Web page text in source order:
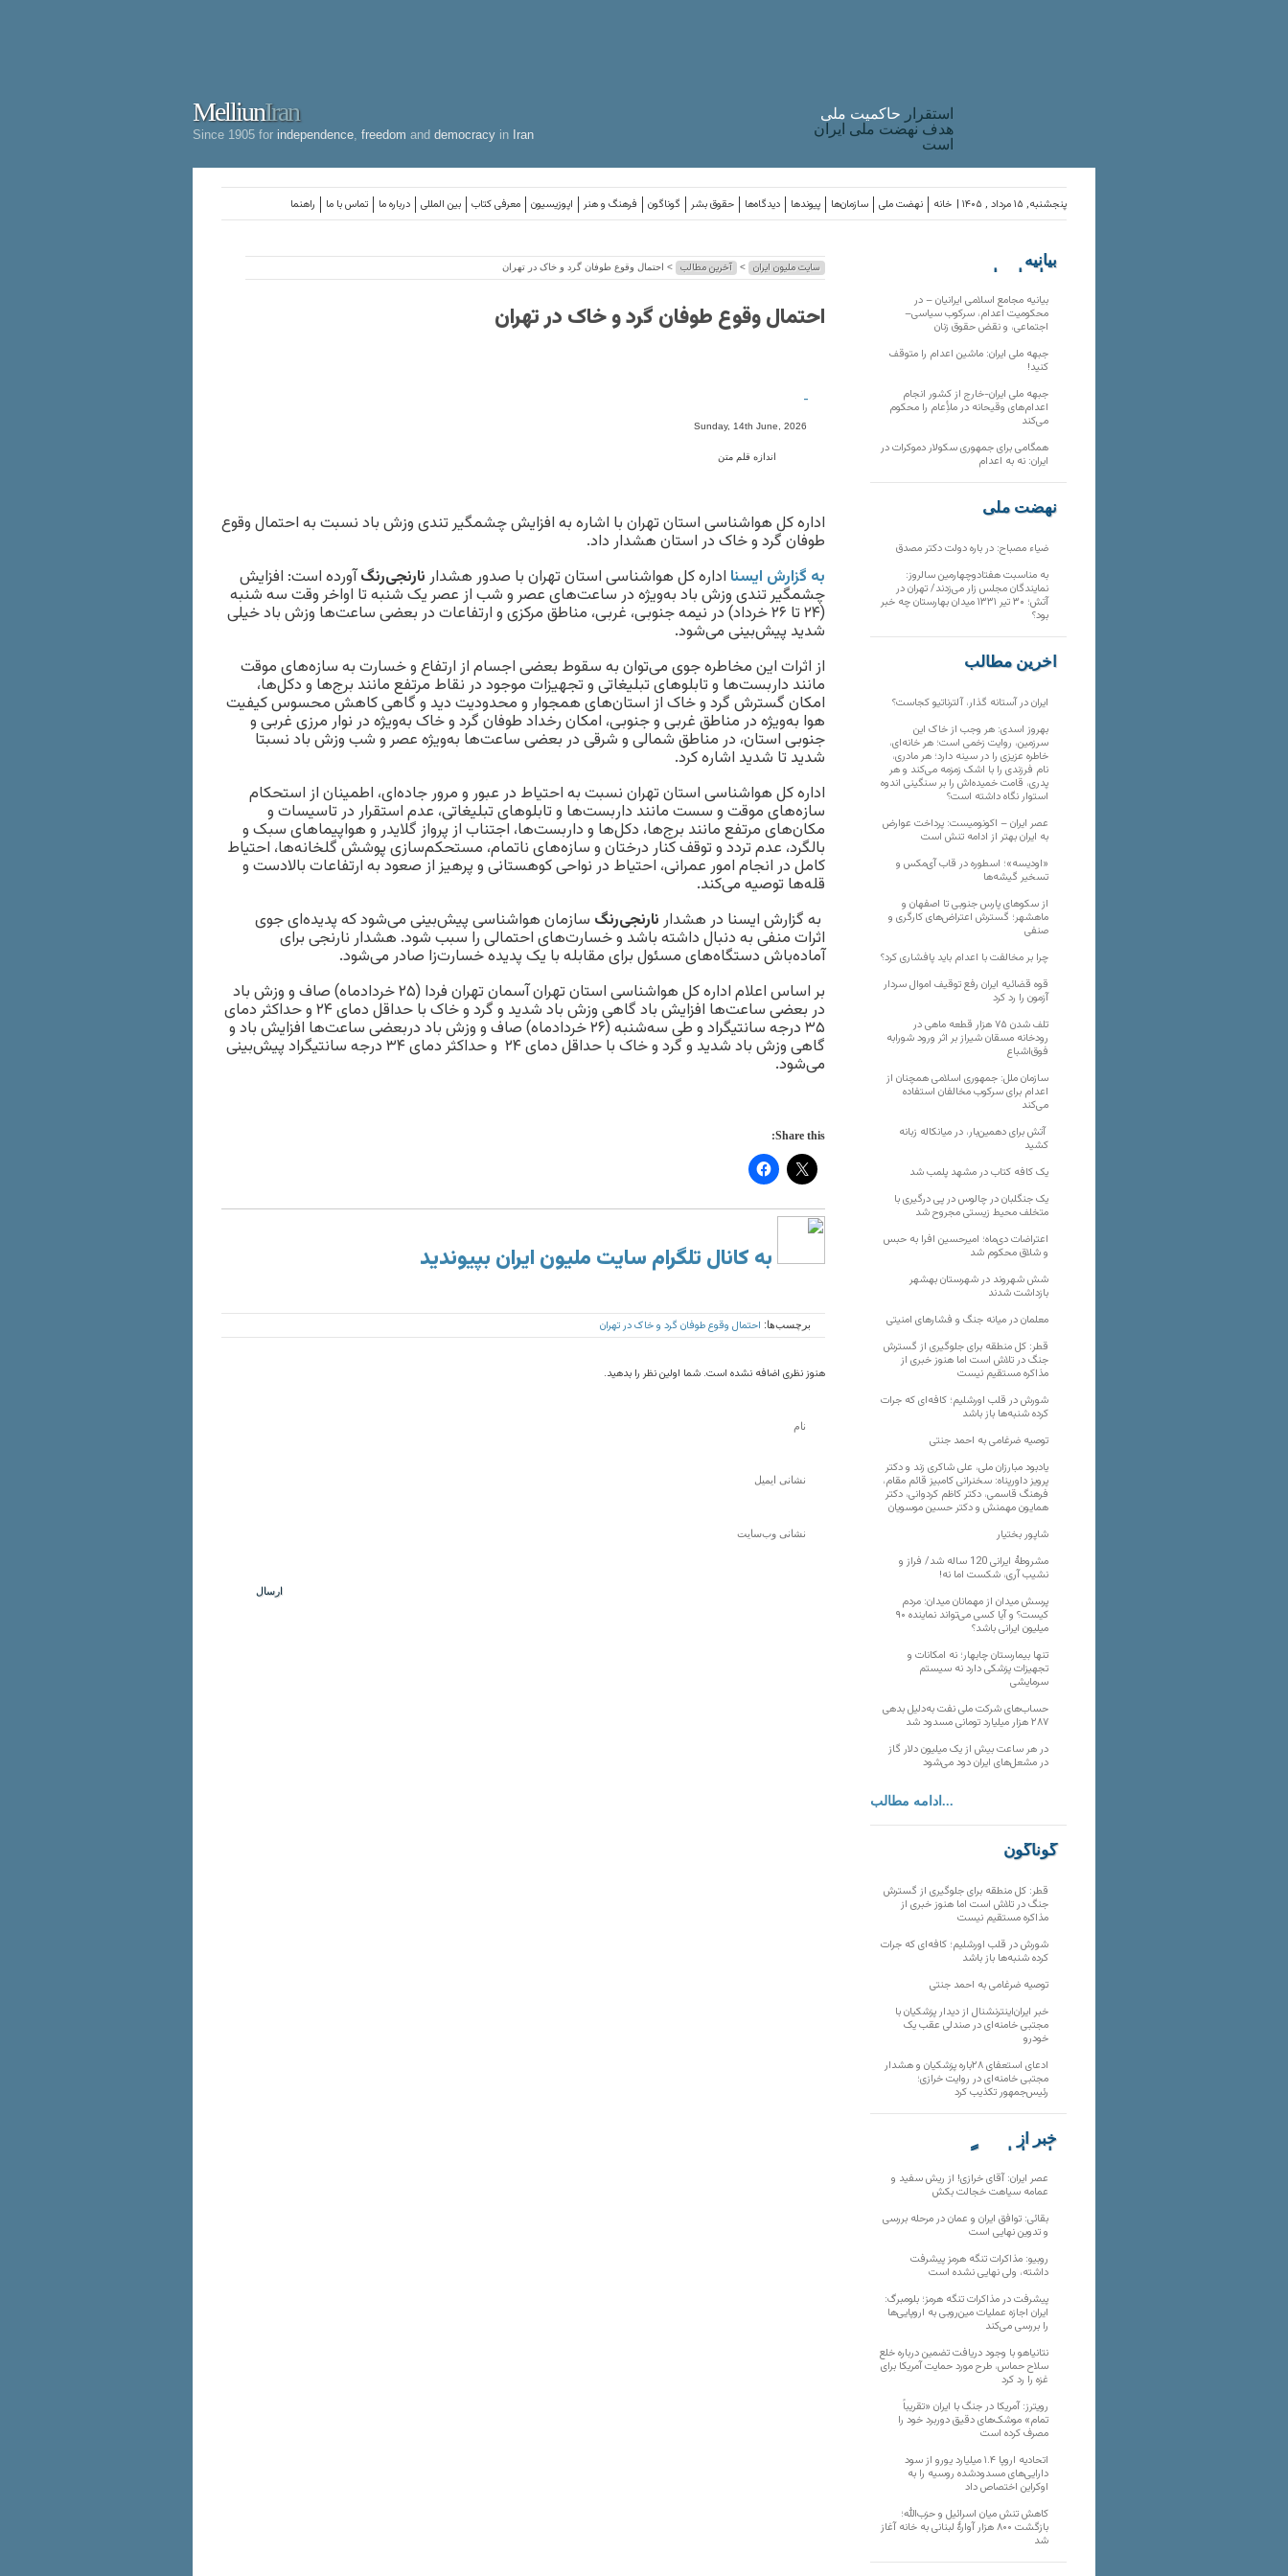
MelliunIran
Since 1905 for independence freedom and democracy in Iran
استقرار حاکميت ملی
هدف نهضت ملی ایران
است
راهنما تماس با ما درباره ما بین المللی معرفی کتاب اپوزیسیون فرهنگ و هنر گوناگون حقوق بشر دیدگاه‌ها پیوندها سازمان‌ها نهضت ملی خانه پنجشنبه, ۱۵ مرداد , ۱۴۰۵ |
سایت ملیون ایران > آخرین مطالب > احتمال وقوع طوفان گرد و خاک در تهران
احتمال وقوع طوفان گرد و خاک در تهران
-
Sunday, 14th June, 2026
اندازه قلم متن
اداره کل هواشناسی استان تهران با اشاره به افزایش چشمگیر تندی وزش باد نسبت به احتمال وقوع
طوفان گرد و خاک در استان هشدار داد.
به گزارش ایسنا اداره کل هواشناسی استان تهران با صدور هشدار نارنجی‌رنگآورده است: افزایش
چشمگیر تندی وزش باد به‌ویژه در ساعت‌های عصر و شب از عصر یک شنبه تا اواخر وقت سه شنبه
(۲۴ تا ۲۶ خرداد) در نیمه جنوبی، غربی، مناطق مرکزی و ارتفاعات در بعضی ساعت‌ها وزش باد خیلی
شدید پیش‌بینی می‌شود.
از اثرات این مخاطره جوی می‌توان به سقوط بعضی اجسام از ارتفاع و خسارت به سازه‌های موقت
مانند داربست‌ها و تابلوهای تبلیغاتی و تجهیزات موجود در نقاط مرتفع مانند برج‌ها و دکل‌ها،
امکان گسترش گرد و خاک از استان‌های همجوار و محدودیت دید و گاهی کاهش محسوس کیفیت
هوا به‌ویژه در مناطق غربی و جنوبی، امکان رخداد طوفان گرد و خاک به‌ویژه در نوار مرزی غربی و
جنوبی استان، در مناطق شمالی و شرقی در بعضی ساعت‌ها به‌ویژه عصر و شب وزش باد نسبتا
شدید تا شدید اشاره کرد.
اداره کل هواشناسی استان تهران نسبت به احتیاط در عبور و مرور جاده‌ای، اطمینان از استحکام
سازه‌های موقت و سست مانند داربست‌ها و تابلوهای تبلیغاتی، عدم استقرار در تاسیسات و
مکان‌های مرتفع مانند برج‌ها، دکل‌ها و داربست‌ها، اجتناب از پرواز گلایدر و هواپیماهای سبک و
بالگرد، عدم تردد و توقف کنار درختان و سازه‌های ناتمام، مستحکم‌سازی پوشش گلخانه‌ها، احتیاط
کامل در انجام امور عمرانی، احتیاط در نواحی کوهستانی و پرهیز از صعود به ارتفاعات بالادست و
قله‌ها توصیه می‌کند.
به گزارش ایسنا در هشدار نارنجی‌رنگ سازمان هواشناسی پیش‌بینی می‌شود که پدیده‌ای جوی
اثرات منفی به دنبال داشته باشد و خسارت‌های احتمالی را سبب شود. هشدار نارنجی برای
آماده‌باش دستگاه‌های مسئول برای مقابله با یک پدیده خسارت‌زا صادر می‌شود.
بر اساس اعلام اداره کل هواشناسی استان تهران آسمان تهران فردا (۲۵ ‌خردادماه) صاف و وزش باد
در بعضی ساعت‌ها افزایش باد گاهی وزش باد شدید و گرد و خاک با حداقل دمای ۲۴ و حداکثر دمای
۳۵ درجه سانتیگراد و طی ‌سه‌شنبه (۲۶ خردادماه) صاف و وزش باد دربعضی ساعت‌ها افزایش باد و
گاهی وزش باد شدید و گرد و خاک با حداقل دمای ۲۴ و حداکثر دمای ۳۴ درجه سانتیگراد پیش‌بینی
می‌شود.
Share this:
به کانال تلگرام سایت ملیون ایران بپیوندید
برچسب‌ها: احتمال وقوع طوفان گرد و خاک در تهران
هنوز نظری اضافه نشده است. شما اولین نظر را بدهید.
بیانیه
سازمان‌های
بیانیه مجامع اسلامی ایرانیان – در
محکومیت اعدام، سرکوب سیاسی–
اجتماعی، و نقض حقوق زنان
جبهه ملی ایران: ماشین اعدام را متوقف
کنید!
جبهه ملی ایران-خارج از کشور انجام
اعدام‌های وقیحانه در ملأِعام را محکوم
می‌کند
همگامی برای جمهوری سکولار دموکرات در
ایران: نه به اعدام
نهضت ملی
ضیاء مصباح: در باره دولت دکتر مصدق
به مناسبت هفتادوچهارمین سالروز:
نمایندگان مجلس زار می‌زدند/ تهران در
آتش؛ ۳۰ تیر ۱۳۳۱ میدان بهارستان چه خبر
بود؟
آخرین مطالب
ایران در آستانه گذار، آلترناتیو کجاست؟
بهروز اسدی: هر وجب از خاک‌ این
سرزمین، روایت زخمی است؛ هر خانه‌ای،
خاطره عزیزی را در سینه دارد؛ هر مادری،
نام فرزندی را با اشک زمزمه می‌کند و هر
پدری، قامت خمیده‌اش را بر سنگینی اندوه
استوار نگاه داشته است؟
عصر ایران – اکونومیست: پرداخت عوارض
به ایران بهتر از ادامه تنش است
«اودیسه»؛ اسطوره در قاب آی‌مکس و
تسخیر گیشه‌ها
از سکوهای پارس جنوبی تا اصفهان و
ماهشهر؛ گسترش اعتراض‌های کارگری و
صنفی
چرا بر مخالفت با اعدام باید پافشاری کرد؟
قوه قضائیه ایران رفع توقیف اموال سردار
آزمون را رد کرد
تلف شدن ۷۵ هزار قطعه ماهی در
رودخانه مسقان شیراز بر اثر ورود شورابه
فوق‌اشباع
سازمان ملل: جمهوری اسلامی همچنان از
اعدام برای سرکوب مخالفان استفاده
می‌کند
آتش برای دهمین‌بار، در میانکاله زبانه
کشید
یک کافه کتاب در مشهد پلمب شد
یک جنگلبان در چالوس در پی درگیری با
متخلف محیط زیستی مجروح شد
اعتراضات دی‌ماه؛ امیرحسین افرا به حبس
و شلاق محکوم شد
شش شهروند در شهرستان بهشهر
بازداشت شدند
معلمان در میانه جنگ و فشارهای امنیتی
قطر: کل منطقه برای جلوگیری از گسترش
جنگ در تلاش است اما هنوز خبری از
مذاکره مستقیم نیست
شورش در قلب اورشلیم؛ کافه‌ای که جرات
کرده شنبه‌ها باز باشد
توصیه ضرغامی به احمد جنتی
یادبود مبارزان ملی، علی شاکری زند و دکتر
پرویز داورپناه: سخنرانی کامبیز قائم مقام،
فرهنگ قاسمی، دکتر کاظم کردوانی، دکتر
همایون مهمنش و دکتر حسین موسویان
شاپور بختیار
مشروطۀ ایرانی 120 ساله شد/ فراز و
نشیب آری، شکست اما نه!
پرسش میدان از مهمانان میدان: مردم
کیست؟ و آیا کسی می‌تواند نماینده ۹۰
میلیون ایرانی باشد؟
تنها بیمارستان چابهار؛ نه امکانات و
تجهیزات پزشکی دارد نه سیستم
سرمایشی
حساب‌های شرکت ملی نفت به‌دلیل بدهی
۲۸۷ هزار میلیارد تومانی مسدود شد
در هر ساعت بیش از یک میلیون دلار گاز
در مشعل‌های ایران دود می‌شود
ادامه مطالب...
گوناگون
قطر: کل منطقه برای جلوگیری از گسترش
جنگ در تلاش است اما هنوز خبری از
مذاکره مستقیم نیست
شورش در قلب اورشلیم؛ کافه‌ای که جرات
کرده شنبه‌ها باز باشد
توصیه ضرغامی به احمد جنتی
خبر ایران‌اینترنشنال از دیدار پزشکیان با
مجتبی خامنه‌ای در صندلی عقب یک
خودرو
ادعای استعفای ۲۸باره پزشکیان و هشدار
مجتبی خامنه‌ای در روایت خرازی؛
رئیس‌جمهور تکذیب کرد
خبر از
تارنماهای دیگر
عصر ایران: آقای خرازی! از ریش سفید و
عمامه سیاهت خجالت بکش
بقائی: توافق ایران و عمان در مرحله بررسی
و تدوین نهایی است
روبیو: مذاکرات تنگه هرمز پیشرفت
داشته، ولی نهایی نشده است
پیشرفت در مذاکرات تنگه هرمز؛ بلومبرگ:
ایران اجازه عملیات مین‌روبی به اروپایی‌ها
را بررسی می‌کند
نتانیاهو با وجود دریافت تضمین درباره خلع
سلاح حماس، طرح مورد حمایت آمریکا برای
غزه را رد کرد
رویترز: آمریکا در جنگ با ایران «تقریباً
تمام» موشک‌های دقیق دوربرد خود را
مصرف کرده است
اتحادیه اروپا ۱.۴ میلیارد یورو از سود
دارایی‌های مسدودشده روسیه را به
اوکراین ‏اختصاص داد
کاهش تنش میان اسرائیل و حزب‌الله؛
بازگشت ۸۰۰ هزار آوارۀ لبنانی به خانه‌ آغاز
شد